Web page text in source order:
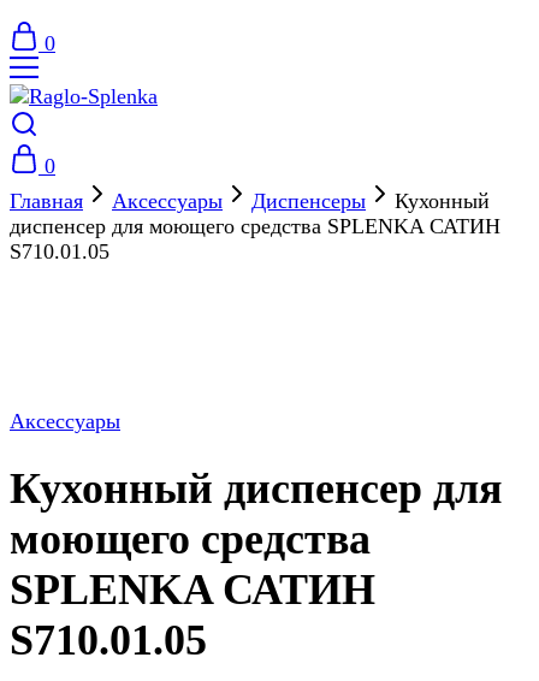
0
0
Главная
Аксессуары Диспенсеры
Кухонный
диспенсер для моющего средства SPLENKA САТИН
S710.01.05
Аксессуары
Кухонный диспенсер для
моющего средства
SPLENKA САТИН
S710.01.05